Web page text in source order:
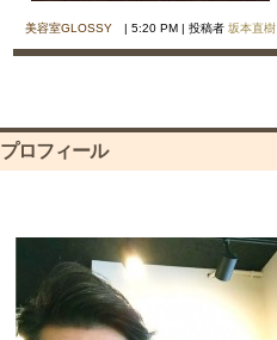
美容室GLOSSY | 5:20 PM | 投稿者 坂本直樹
プロフィール